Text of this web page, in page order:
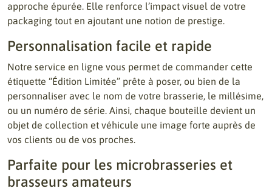
approche épurée. Elle renforce l’impact visuel de votre
packaging tout en ajoutant une notion de prestige.
Personnalisation facile et rapide
Notre service en ligne vous permet de commander cette
étiquette “Édition Limitée” prête à poser, ou bien de la
personnaliser avec le nom de votre brasserie, le millésime,
ou un numéro de série. Ainsi, chaque bouteille devient un
objet de collection et véhicule une image forte auprès de
vos clients ou de vos proches.
Parfaite pour les microbrasseries et
brasseurs amateurs